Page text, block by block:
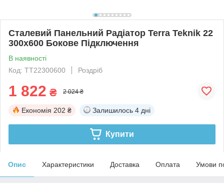
Сталевий Панельний Радіатор Terra Teknik 22
300x600 Бокове Підключення
В наявності
Код: TT22300600
Роздріб
1 822 ₴ 2 024 ₴
Економія 202 ₴ Залишилось 4 дні
Купити
Опис Характеристики Доставка Оплата Умови